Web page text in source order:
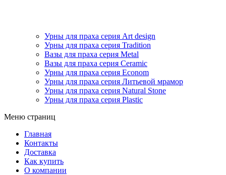
Урны для праха серия Art design
Урны для праха серия Tradition
Вазы для праха серия Metal
Вазы для праха серия Ceramic
Урны для праха серия Econom
Урны для праха серия Литьевой мрамор
Урны для праха серия Natural Stone
Урны для праха серия Plastic
Меню страниц
Главная
Контакты
Доставка
Как купить
О компании